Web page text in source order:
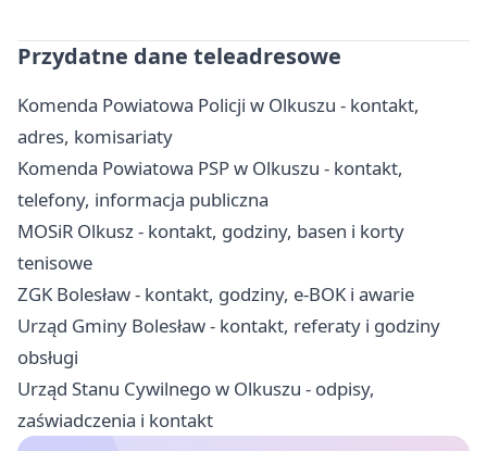
Przydatne dane teleadresowe
Komenda Powiatowa Policji w Olkuszu - kontakt,
adres, komisariaty
Komenda Powiatowa PSP w Olkuszu - kontakt,
telefony, informacja publiczna
MOSiR Olkusz - kontakt, godziny, basen i korty
tenisowe
ZGK Bolesław - kontakt, godziny, e-BOK i awarie
Urząd Gminy Bolesław - kontakt, referaty i godziny
obsługi
Urząd Stanu Cywilnego w Olkuszu - odpisy,
zaświadczenia i kontakt